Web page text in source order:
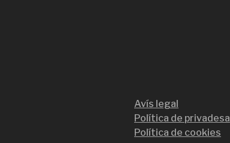
Avís legal
Política de privadesa
Política de cookies